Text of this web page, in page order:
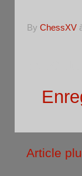
By ChessXV
Article